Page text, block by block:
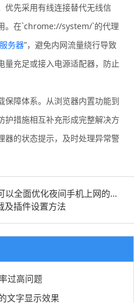
优先采用有线连接替代无线信
。在`chrome://system/`的代理
务器”，避免内网流量绕行导致
量充足或接入电源适配器，防止
保障体系。从浏览器内置功能到
护措施相互补充形成完整解决方
器的状态提示，及时处理异常警
上一篇：浏览器开启黑夜模式可以全面优化夜间手机上网的护眼功能
及插件设置方法
过高问题
文字显示效果